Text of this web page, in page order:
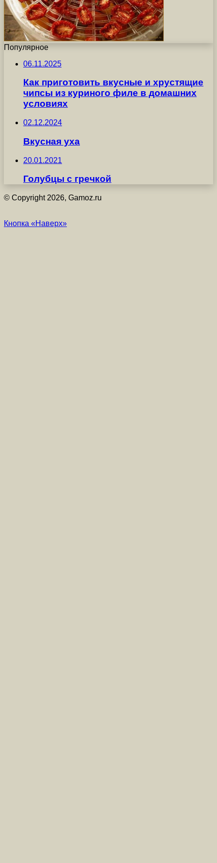
Популярное
06.11.2025
Как приготовить вкусные и хрустящие
чипсы из куриного филе в домашних
условиях
02.12.2024
Вкусная уха
20.01.2021
Голубцы с гречкой
© Copyright 2026, Gamoz.ru
Кнопка «Наверх»